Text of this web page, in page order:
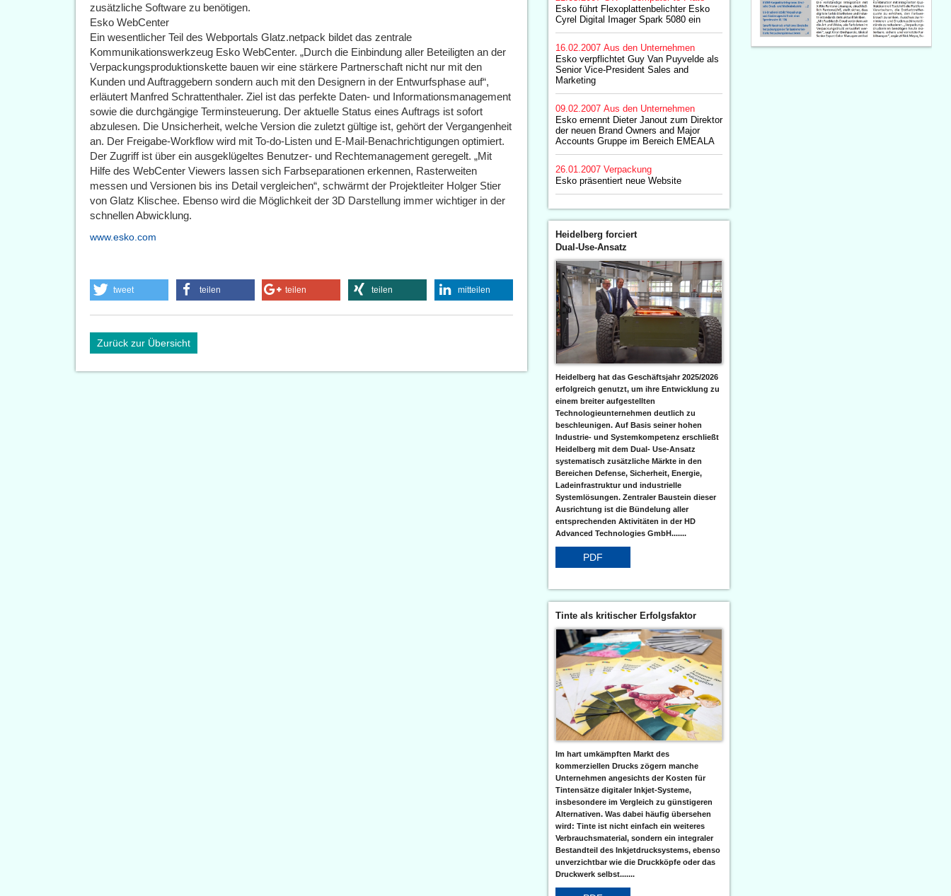
zusätzliche Software zu benötigen.
Esko WebCenter
Ein wesentlicher Teil des Webportals Glatz.netpack bildet das zentrale
Kommunikationswerkzeug Esko WebCenter. „Durch die Einbindung aller Beteiligten an der
Verpackungsproduktionskette bauen wir eine stärkere Partnerschaft nicht nur mit den
Kunden und Auftraggebern sondern auch mit den Designern in der Entwurfsphase auf“,
erläutert Manfred Schrattenthaler. Ziel ist das perfekte Daten- und Informationsmanagement
sowie die durchgängige Terminsteuerung. Der aktuelle Status eines Auftrags ist sofort
abzulesen. Die Unsicherheit, welche Version die zuletzt gültige ist, gehört der Vergangenheit
an. Der Freigabe-Workflow wird mit To-do-Listen und E-Mail-Benachrichtigungen optimiert.
Der Zugriff ist über ein ausgeklügeltes Benutzer- und Rechtemanagement geregelt. „Mit
Hilfe des WebCenter Viewers lassen sich Farbseparationen erkennen, Rasterweiten
messen und Versionen bis ins Detail vergleichen“, schwärmt der Projektleiter Holger Stier
von Glatz Klischee. Ebenso wird die Möglichkeit der 3D Darstellung immer wichtiger in der
schnellen Abwicklung.
www.esko.com
tweet teilen teilen teilen mitteilen
Zurück zur Übersicht
Esko führt Flexoplattenbelichter Esko
Cyrel Digital Imager Spark 5080 ein
16.02.2007 Aus den Unternehmen
Esko verpflichtet Guy Van Puyvelde als
Senior Vice-President Sales and
Marketing
09.02.2007 Aus den Unternehmen
Esko ernennt Dieter Janout zum Direktor
der neuen Brand Owners and Major
Accounts Gruppe im Bereich EMEALA
26.01.2007 Verpackung
Esko präsentiert neue Website
Heidelberg forciert
Dual-Use-Ansatz
Heidelberg hat das Geschäftsjahr 2025/2026
erfolgreich genutzt, um ihre Entwicklung zu
einem breiter aufgestellten
Technologieunternehmen deutlich zu
beschleunigen. Auf Basis seiner hohen
Industrie- und Systemkompetenz erschließt
Heidelberg mit dem Dual- Use-Ansatz
systematisch zusätzliche Märkte in den
Bereichen Defense, Sicherheit, Energie,
Ladeinfrastruktur und industrielle
Systemlösungen. Zentraler Baustein dieser
Ausrichtung ist die Bündelung aller
entsprechenden Aktivitäten in der HD
Advanced Technologies GmbH.......
PDF
Tinte als kritischer Erfolgsfaktor
Im hart umkämpften Markt des
kommerziellen Drucks zögern manche
Unternehmen angesichts der Kosten für
Tintensätze digitaler Inkjet-Systeme,
insbesondere im Vergleich zu günstigeren
Alternativen. Was dabei häufig übersehen
wird: Tinte ist nicht einfach ein weiteres
Verbrauchsmaterial, sondern ein integraler
Bestandteil des Inkjetdrucksystems, ebenso
unverzichtbar wie die Druckköpfe oder das
Druckwerk selbst.......